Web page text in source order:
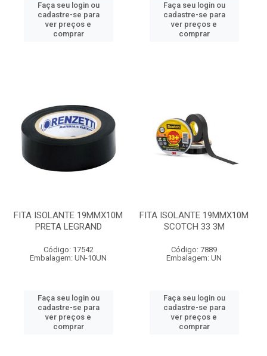
Faça seu login ou
cadastre-se para
ver preços e
comprar
Faça seu login ou
cadastre-se para
ver preços e
comprar
FITA ISOLANTE 19MMX10M
PRETA LEGRAND
Código: 17542
Embalagem: UN-10UN
Faça seu login ou
cadastre-se para
ver preços e
comprar
FITA ISOLANTE 19MMX10M
SCOTCH 33 3M
Código: 7889
Embalagem: UN
Faça seu login ou
cadastre-se para
ver preços e
comprar